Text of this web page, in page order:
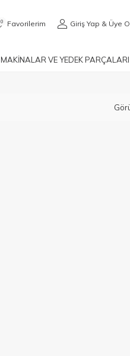
0 Favorilerim Giriş Yap & Üye
MAKİNALAR VE YEDEK PARÇALARI